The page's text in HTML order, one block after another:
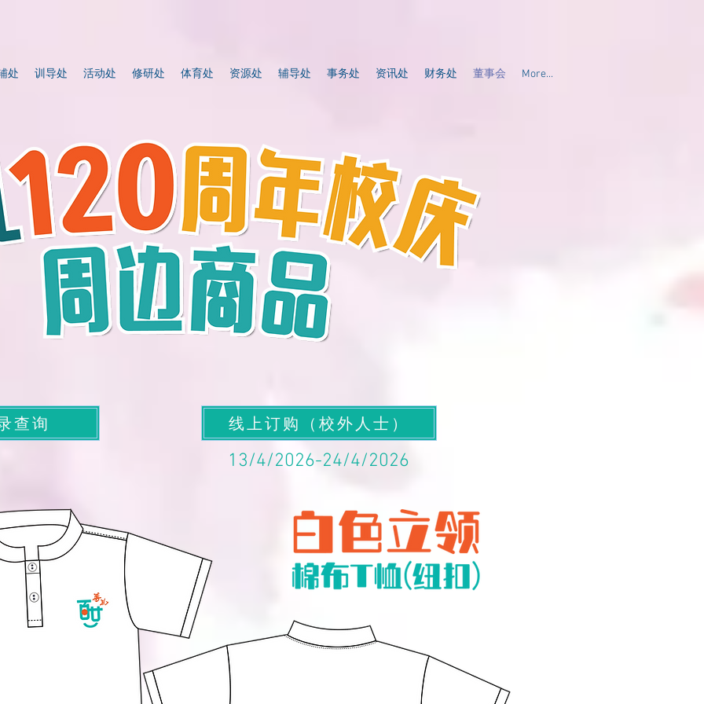
处 训导处 活动处 修研处 体育处 资源处 辅导处 事务处 资讯处 财务处 董事会 More...
查询 线上订购（校外人士）
​13/4/2026-24/4/2026